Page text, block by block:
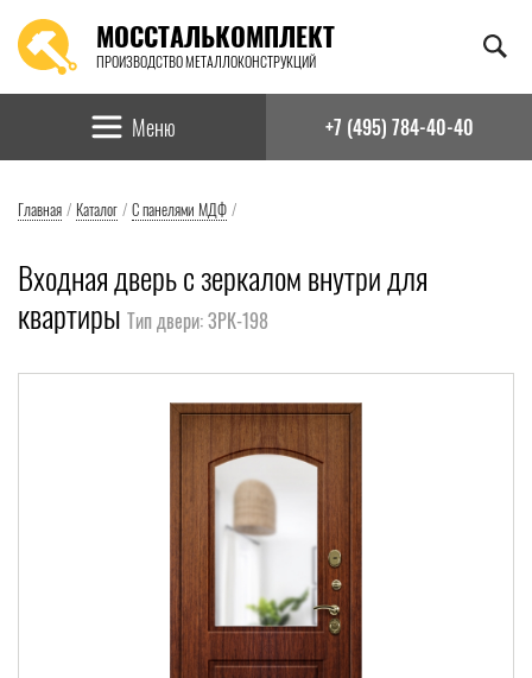
МОССТАЛЬКОМПЛЕКТ
ПРОИЗВОДСТВО МЕТАЛЛОКОНСТРУКЦИЙ
Найти:
Меню +7 (495) 784-40-40
Главная / Каталог / С панелями МДФ /
Входная дверь с зеркалом внутри для
квартиры Тип двери: ЗРК-198